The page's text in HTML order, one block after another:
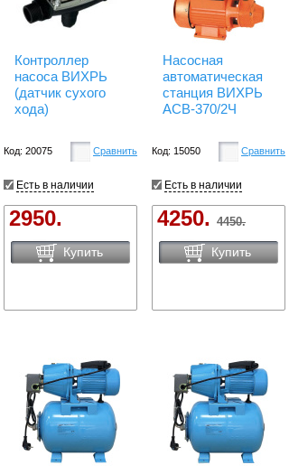
Контроллер
насоса ВИХРЬ
(датчик сухого
хода)
Код: 20075 Сравнить
Есть в наличии
2950.
Купить
Насосная
автоматическая
станция ВИХРЬ
АСВ-370/2Ч
Код: 15050 Сравнить
Есть в наличии
4250. 4450.
Купить